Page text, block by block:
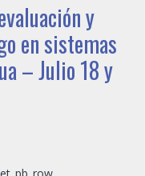
y
en sistemas
– Julio 18 y